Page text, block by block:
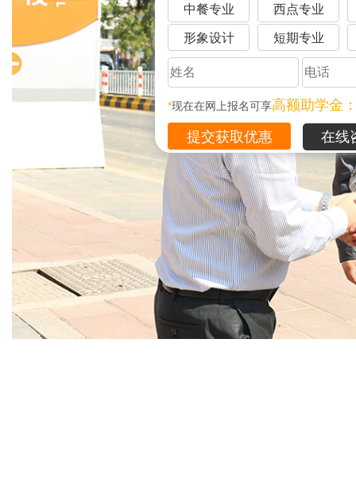
中餐专业 西点专业
形象设计 短期专业
*现在在网上报名可享高额助学金
在线